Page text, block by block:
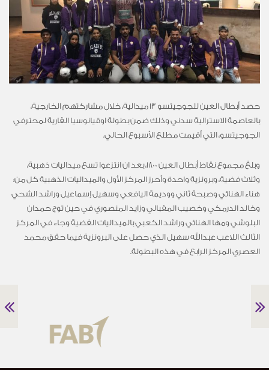
حصد أبطال العين للجوجيتسو 13 ميدالية، خلال مشاركتهم الخارجية،
بالعاصمة الاسترالية سدني وذلك ضمن بطولة اوقيانوسيا القارية لمحترفي
الجوجيتسو، التي أقيمت مطلع الأسبوع الحالي.
وبلغ مجموع نقاط أبطال العين 1800، بعد ان انتزعوا تسع ميداليات ذهبية،
وثلاث فضية، وبرونزية واحدة وأحرز المركز الأول والميداليات الذهبية كل من:
هناء الهنائي وصبحة ثاني ووديمة اليافعي وسهيل إسماعيل وراشد الشحي
وخالد الدرمكي وخصيب المقبالي وزايد المنصوري في حين توج حمدان
البلوشي ومها الهنائي وراشد الكعبي بالميداليات الفضية وجاء في المركز
الثالث اللاعب عبدالله سهيل الذي حصل على البرونزية فيما حقق محمد
العصري المركز الرابع في هذه البطولة.